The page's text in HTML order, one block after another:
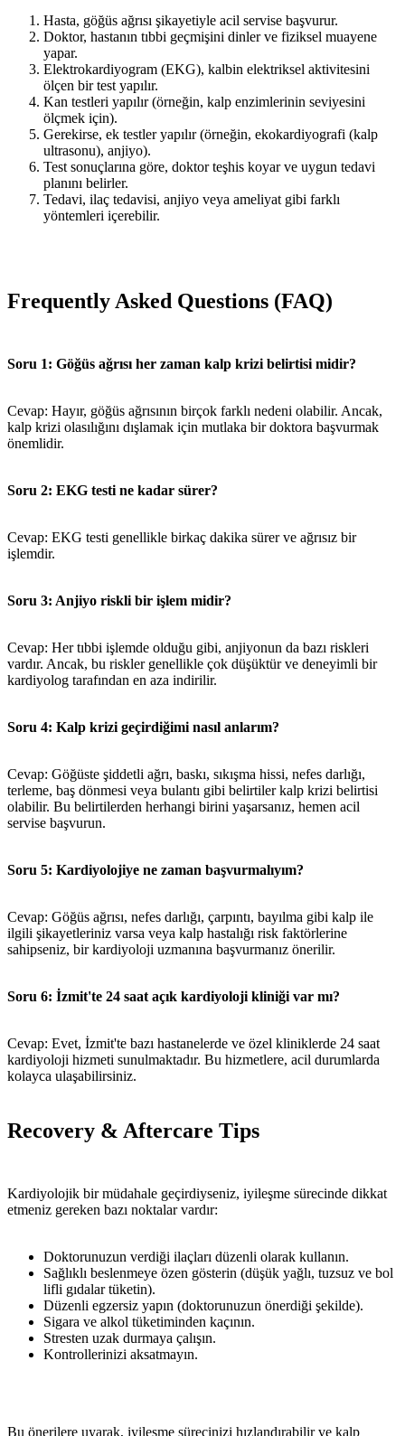
Hasta, göğüs ağrısı şikayetiyle acil servise başvurur.
Doktor, hastanın tıbbi geçmişini dinler ve fiziksel muayene
yapar.
Elektrokardiyogram (EKG), kalbin elektriksel aktivitesini
ölçen bir test yapılır.
Kan testleri yapılır (örneğin, kalp enzimlerinin seviyesini
ölçmek için).
Gerekirse, ek testler yapılır (örneğin, ekokardiyografi (kalp
ultrasonu), anjiyo).
Test sonuçlarına göre, doktor teşhis koyar ve uygun tedavi
planını belirler.
Tedavi, ilaç tedavisi, anjiyo veya ameliyat gibi farklı
yöntemleri içerebilir.
Frequently Asked Questions (FAQ)
Soru 1: Göğüs ağrısı her zaman kalp krizi belirtisi midir?
Cevap: Hayır, göğüs ağrısının birçok farklı nedeni olabilir. Ancak,
kalp krizi olasılığını dışlamak için mutlaka bir doktora başvurmak
önemlidir.
Soru 2: EKG testi ne kadar sürer?
Cevap: EKG testi genellikle birkaç dakika sürer ve ağrısız bir
işlemdir.
Soru 3: Anjiyo riskli bir işlem midir?
Cevap: Her tıbbi işlemde olduğu gibi, anjiyonun da bazı riskleri
vardır. Ancak, bu riskler genellikle çok düşüktür ve deneyimli bir
kardiyolog tarafından en aza indirilir.
Soru 4: Kalp krizi geçirdiğimi nasıl anlarım?
Cevap: Göğüste şiddetli ağrı, baskı, sıkışma hissi, nefes darlığı,
terleme, baş dönmesi veya bulantı gibi belirtiler kalp krizi belirtisi
olabilir. Bu belirtilerden herhangi birini yaşarsanız, hemen acil
servise başvurun.
Soru 5: Kardiyolojiye ne zaman başvurmalıyım?
Cevap: Göğüs ağrısı, nefes darlığı, çarpıntı, bayılma gibi kalp ile
ilgili şikayetleriniz varsa veya kalp hastalığı risk faktörlerine
sahipseniz, bir kardiyoloji uzmanına başvurmanız önerilir.
Soru 6: İzmit'te 24 saat açık kardiyoloji kliniği var mı?
Cevap: Evet, İzmit'te bazı hastanelerde ve özel kliniklerde 24 saat
kardiyoloji hizmeti sunulmaktadır. Bu hizmetlere, acil durumlarda
kolayca ulaşabilirsiniz.
Recovery & Aftercare Tips
Kardiyolojik bir müdahale geçirdiyseniz, iyileşme sürecinde dikkat
etmeniz gereken bazı noktalar vardır:
Doktorunuzun verdiği ilaçları düzenli olarak kullanın.
Sağlıklı beslenmeye özen gösterin (düşük yağlı, tuzsuz ve bol
lifli gıdalar tüketin).
Düzenli egzersiz yapın (doktorunuzun önerdiği şekilde).
Sigara ve alkol tüketiminden kaçının.
Stresten uzak durmaya çalışın.
Kontrollerinizi aksatmayın.
Bu önerilere uyarak, iyileşme sürecinizi hızlandırabilir ve kalp